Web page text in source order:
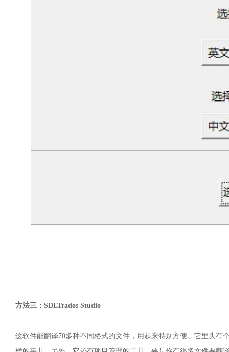
方法三：SDLTrados Studio
这软件能翻译70多种不同格式的文件，用起来特别方便。它里头